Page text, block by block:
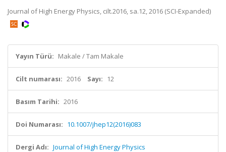
Journal of High Energy Physics, cilt.2016, sa.12, 2016 (SCI-Expanded)
Yayın Türü: Makale / Tam Makale
Cilt numarası: 2016 Sayı: 12
Basım Tarihi: 2016
Doi Numarası: 10.1007/jhep12(2016)083
Dergi Adı: Journal of High Energy Physics